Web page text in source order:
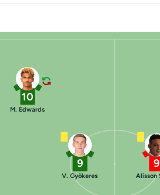
10
M. Edwards
9
V. Gyökeres
9
Alisson